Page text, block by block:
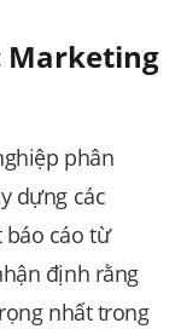
Marketing
phân
dựng các
báo cáo từ
định rằng
nhất trong